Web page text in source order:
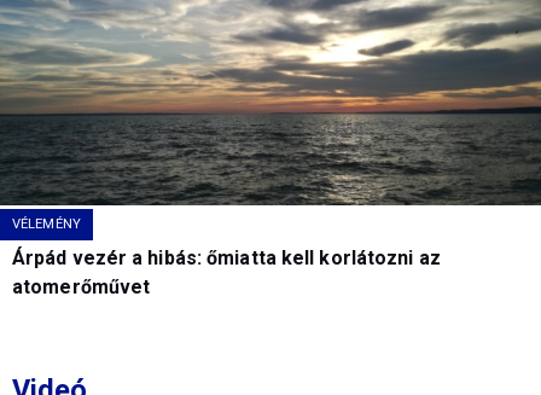
VÉLEMÉNY
Árpád vezér a hibás: őmiatta kell korlátozni az
atomerőművet